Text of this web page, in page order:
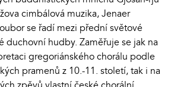
cimbálová muzika, Jenaer
se řadí mezi přední světové
duchovní hudby. Zaměřuje se jak na
gregoriánského chorálu podle
pramenů z 10.-11. století, tak i na